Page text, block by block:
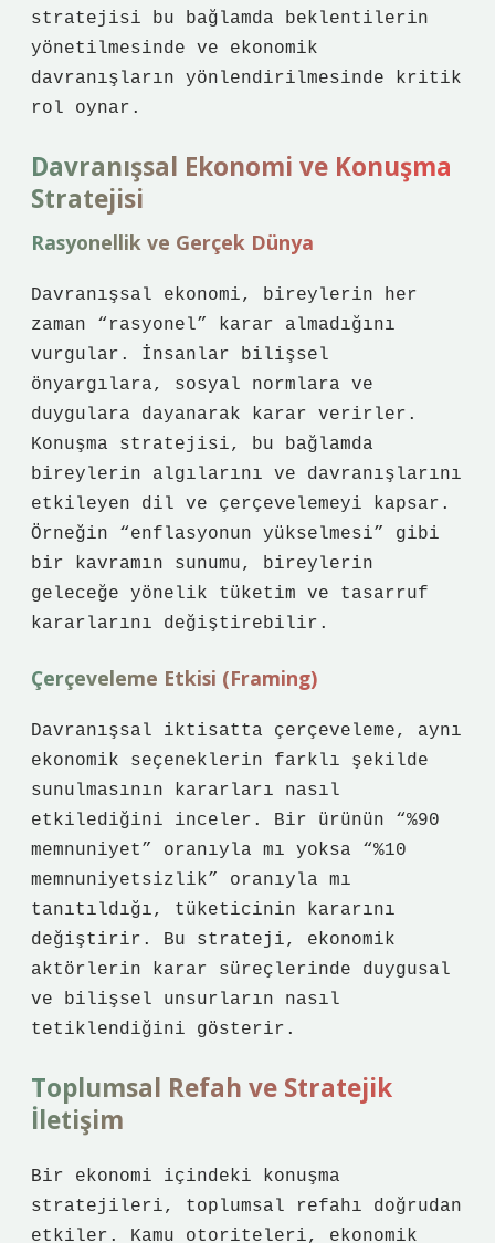
stratejisi bu bağlamda beklentilerin
yönetilmesinde ve ekonomik
davranışların yönlendirilmesinde kritik
rol oynar.
Davranışsal Ekonomi ve Konuşma
Stratejisi
Rasyonellik ve Gerçek Dünya
Davranışsal ekonomi, bireylerin her
zaman “rasyonel” karar almadığını
vurgular. İnsanlar bilişsel
önyargılara, sosyal normlara ve
duygulara dayanarak karar verirler.
Konuşma stratejisi, bu bağlamda
bireylerin algılarını ve davranışlarını
etkileyen dil ve çerçevelemeyi kapsar.
Örneğin “enflasyonun yükselmesi” gibi
bir kavramın sunumu, bireylerin
geleceğe yönelik tüketim ve tasarruf
kararlarını değiştirebilir.
Çerçeveleme Etkisi (Framing)
Davranışsal iktisatta çerçeveleme, aynı
ekonomik seçeneklerin farklı şekilde
sunulmasının kararları nasıl
etkilediğini inceler. Bir ürünün “%90
memnuniyet” oranıyla mı yoksa “%10
memnuniyetsizlik” oranıyla mı
tanıtıldığı, tüketicinin kararını
değiştirir. Bu strateji, ekonomik
aktörlerin karar süreçlerinde duygusal
ve bilişsel unsurların nasıl
tetiklendiğini gösterir.
Toplumsal Refah ve Stratejik
İletişim
Bir ekonomi içindeki konuşma
stratejileri, toplumsal refahı doğrudan
etkiler. Kamu otoriteleri, ekonomik